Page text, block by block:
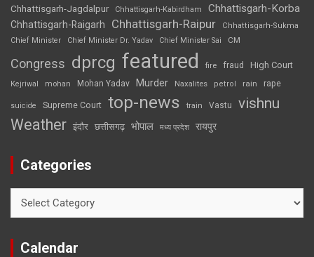
Chhattisgarh-Jagdalpur Chhattisgarh-Kabirdham Chhattisgarh-Korba
Chhattisgarh-Raigarh Chhattisgarh-Raipur
Chhattisgarh-Sukma
Chief Minister
Chief Minister Dr. Yadav Chief Minister Sai CM
Congress dprcg featured fire fraud High Court
Kejriwal mohan Mohan Yadav Murder Naxalites petrol rain rape
suicide Supreme Court top-news train Vastu vishnu
Weather इंदौर छत्तीसगढ़ भोपाल मध्य प्रदेश रायपुर
Categories
Calendar